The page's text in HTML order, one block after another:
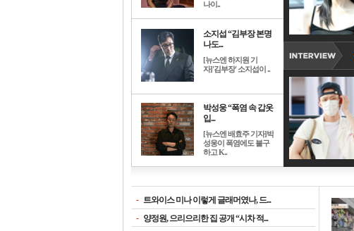
나이..
소지섭 “김부장 본명
나도...
[뉴스엔 하지원 기
자]'김부장' 소지섭이 ..
박성웅 “폭염 속 갑옷
입...
[뉴스엔 배효주 기자]박
성웅이 폭염에도 불구
하고 K..
- 트와이스 미나 이렇게 글래머였나, 드...
- 양정원, 으리으리한 집 공개 “시차 적...